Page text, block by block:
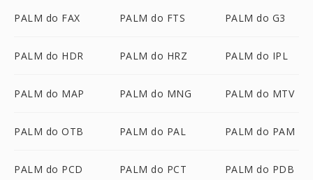
PALM do FAX PALM do FTS PALM do G3
PALM do HDR PALM do HRZ PALM do IPL
PALM do MAP PALM do MNG PALM do MTV
PALM do OTB PALM do PAL PALM do PAM
PALM do PCD PALM do PCT PALM do PDB